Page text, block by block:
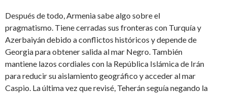
Después de todo, Armenia sabe algo sobre el
pragmatismo. Tiene cerradas sus fronteras con Turquía y
Azerbaiyán debido a conflictos históricos y depende de
Georgia para obtener salida al mar Negro. También
mantiene lazos cordiales con la República Islámica de Irán
para reducir su aislamiento geográfico y acceder al mar
Caspio. La última vez que revisé, Teherán seguía negando la